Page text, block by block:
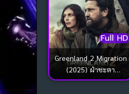
Full HD
Greenland 2 Migration
(2025) ฝ่าชะตา
โลกาวินาศ